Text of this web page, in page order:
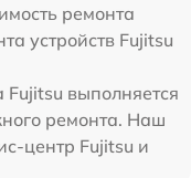
ремонта
устройств Fujitsu
выполняется
ремонта. Наш
центр Fujitsu и